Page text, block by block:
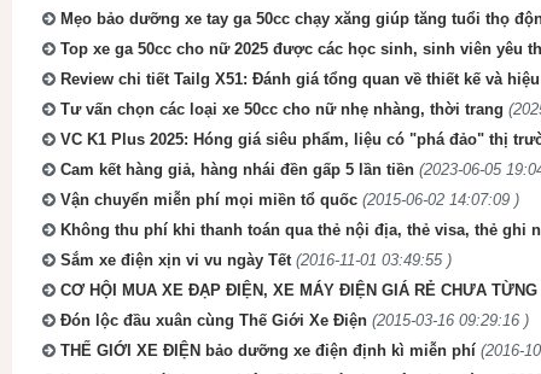
Mẹo bảo dưỡng xe tay ga 50cc chạy xăng giúp tăng tuổi thọ
Top xe ga 50cc cho nữ 2025 được các học sinh, sinh viên yêu
Review chi tiết Tailg X51: Đánh giá tổng quan về thiết kế và
Tư vấn chọn các loại xe 50cc cho nữ nhẹ nhàng, thời trang
VC K1 Plus 2025: Hóng giá siêu phẩm, liệu có "phá đảo" thị
Cam kết hàng giả, hàng nhái đền gấp 5 lần tiền (2023-06-05
Vận chuyển miễn phí mọi miền tổ quốc (2015-06-02 14:07:09 )
Không thu phí khi thanh toán qua thẻ nội địa, thẻ visa, thẻ ghi
Sắm xe điện xịn vi vu ngày Tết (2016-11-01 03:49:55 )
CƠ HỘI MUA XE ĐẠP ĐIỆN, XE MÁY ĐIỆN GIÁ RẺ CHƯA TỪNG
Đón lộc đầu xuân cùng Thế Giới Xe Điện (2015-03-16 09:29:16 )
THẾ GIỚI XE ĐIỆN bảo dưỡng xe điện định kì miễn phí (2016-